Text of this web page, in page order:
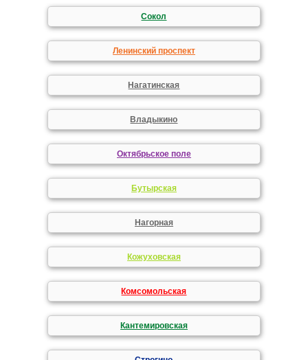
Сокол
Ленинский проспект
Нагатинская
Владыкино
Октябрьское поле
Бутырская
Нагорная
Кожуховская
Комсомольская
Кантемировская